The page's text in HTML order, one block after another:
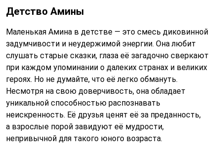
Детство Амины
Маленькая Амина в детстве — это смесь диковинной
задумчивости и неудержимой энергии. Она любит
слушать старые сказки, глаза её загадочно сверкают
при каждом упоминании о далеких странах и великих
героях. Но не думайте, что её легко обмануть.
Несмотря на свою доверчивость, она обладает
уникальной способностью распознавать
неискренность. Её друзья ценят её за преданность,
а взрослые порой завидуют её мудрости,
непривычной для такого юного возраста.